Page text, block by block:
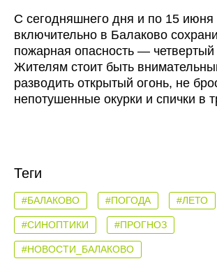
С сегодняшнего дня и по 15 июня
включительно в Балаково
пожарная опасность — четвертый
Жителям стоит быть
разводить открытый огонь, не
непотушенные окурки и спички в
Теги
#БАЛАКОВО #ПОГОДА #ЛЕТО
#СИНОПТИКИ #ПРОГНОЗ
#НОВОСТИ_БАЛАКОВО